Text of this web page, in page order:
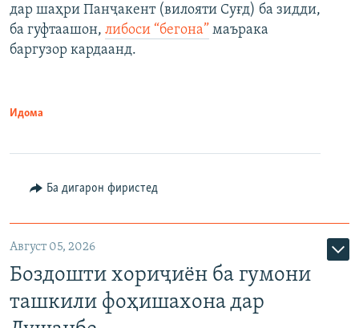
дар шаҳри Панҷакент (вилояти Суғд) ба зидди,
ба гуфтаашон, либоси “бегона” маърака
баргузор кардаанд.
Идома
Ба дигарон фиристед
Август 05, 2026
Боздошти хориҷиён ба гумони
ташкили фоҳишахона дар